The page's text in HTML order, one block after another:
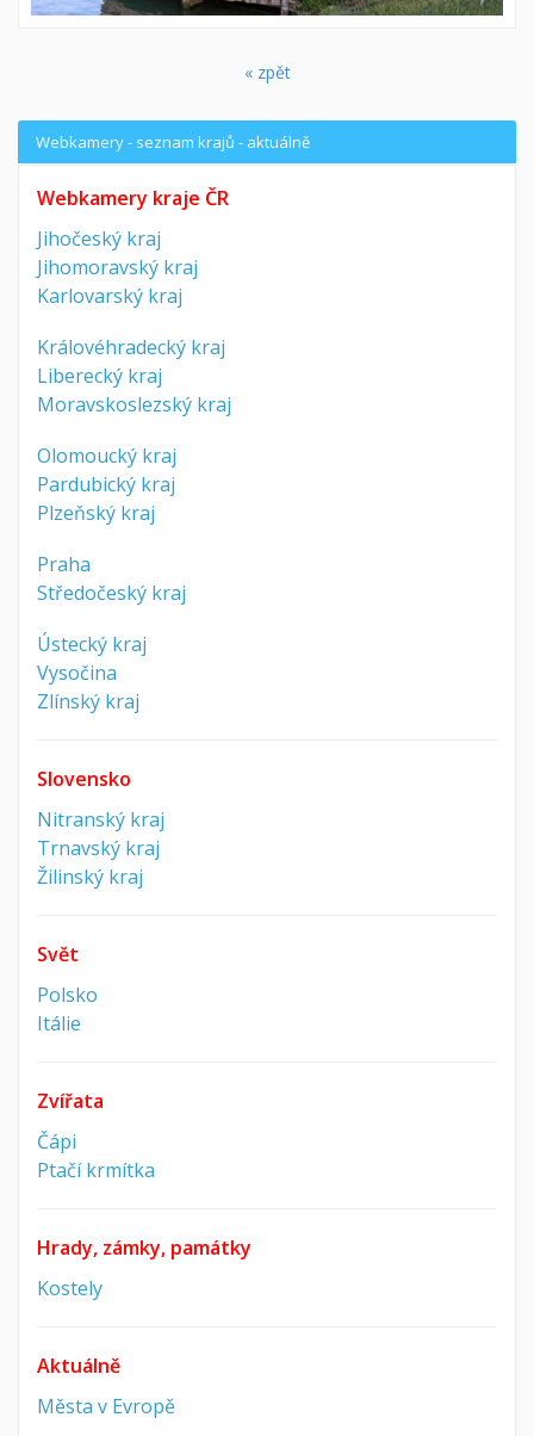
« zpět
Webkamery - seznam krajů - aktuálně
Webkamery kraje ČR
Jihočeský kraj
Jihomoravský kraj
Karlovarský kraj
Královéhradecký kraj
Liberecký kraj
Moravskoslezský kraj
Olomoucký kraj
Pardubický kraj
Plzeňský kraj
Praha
Středočeský kraj
Ústecký kraj
Vysočina
Zlínský kraj
Slovensko
Nitranský kraj
Trnavský kraj
Žilinský kraj
Svět
Polsko
Itálie
Zvířata
Čápi
Ptačí krmítka
Hrady, zámky, památky
Kostely
Aktuálně
Města v Evropě